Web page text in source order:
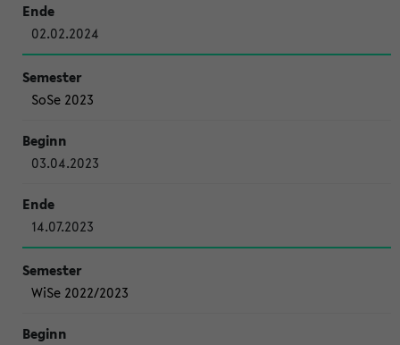
02.02.2024
SoSe 2023
03.04.2023
14.07.2023
WiSe 2022/2023